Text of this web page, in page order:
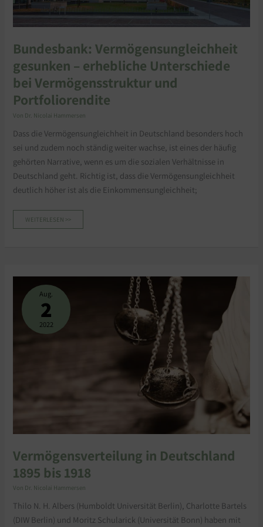
Bundesbank: Vermögensungleichheit
gesunken – erhebliche Unterschiede
bei Vermögensstruktur und
Portfoliorendite
Von Dr. Nicolai Hammersen
Dass die Vermögensungleichheit in Deutschland besonders hoch
sei und zudem noch ständig weiter wachse, ist eines der häufig
gehörten Narrative, wenn es um die sozialen Verhältnisse in
Deutschland geht. Richtig ist, dass die Vermögensungleichheit
deutlich höher ist als die Einkommensungleichheit;
WEITERLESEN >>
Aug.
2
2022
Vermögensverteilung in Deutschland
1895 bis 1918
Von Dr. Nicolai Hammersen
Thilo N. H. Albers (Humboldt Universität Berlin), Charlotte Bartels
(DIW Berlin) und Moritz Schularick (Universität Bonn) haben mit
VERMÖGENSVERTEILUNG
DEUTSCHLAND
1895